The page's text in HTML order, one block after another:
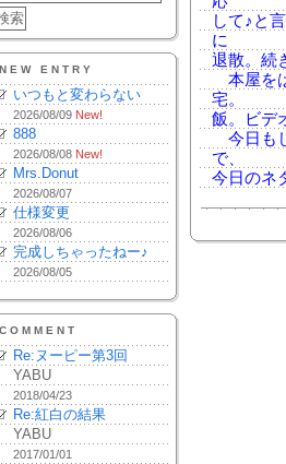
NEW ENTRY
いつもと変わらない
2026/08/09 New!
888
2026/08/08 New!
Mrs.Donut
2026/08/07
仕様変更
2026/08/06
完成しちゃったねー♪
2026/08/05
COMMENT
Re:ヌーピー第3回
YABU
2018/04/23
Re:紅白の結果
YABU
2017/01/01
して♪と
に
退散。続
本屋を
宅。
飯。ビデ
今日も
で、
今日のネ